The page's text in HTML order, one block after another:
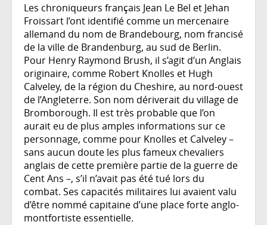
Les chroniqueurs français Jean Le Bel et Jehan
Froissart l’ont identifié comme un mercenaire
allemand du nom de Brandebourg, nom francisé
de la ville de Brandenburg, au sud de Berlin.
Pour Henry Raymond Brush, il s’agit d’un Anglais
originaire, comme Robert Knolles et Hugh
Calveley, de la région du Cheshire, au nord-ouest
de l’Angleterre. Son nom dériverait du village de
Bromborough. Il est très probable que l’on
aurait eu de plus amples informations sur ce
personnage, comme pour Knolles et Calveley –
sans aucun doute les plus fameux chevaliers
anglais de cette première partie de la guerre de
Cent Ans –, s’il n’avait pas été tué lors du
combat. Ses capacités militaires lui avaient valu
d’être nommé capitaine d’une place forte anglo-
montfortiste essentielle.